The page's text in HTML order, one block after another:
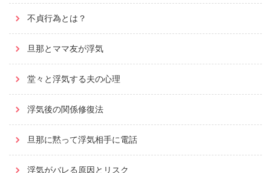
不貞行為とは？
旦那とママ友が浮気
堂々と浮気する夫の心理
浮気後の関係修復法
旦那に黙って浮気相手に電話
浮気がバレる原因とリスク